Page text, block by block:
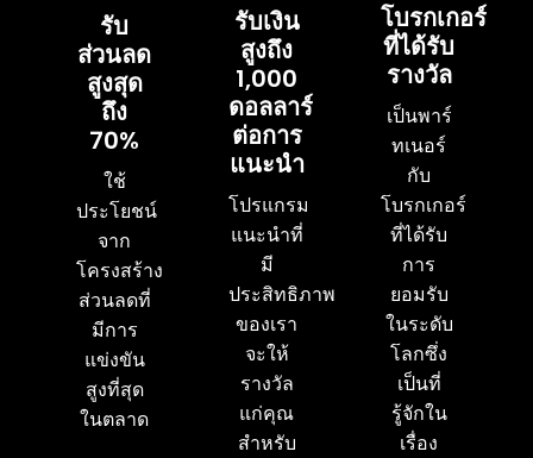
รับ
ส่วนลด
สูงสุด
ถึง
70%
ใช้
ประโยชน์
จาก
โครงสร้าง
ส่วนลดที่
มีการ
แข่งขัน
สูงที่สุด
ในตลาด
รับเงิน
สูงถึง
1,000
ดอลลาร์
ต่อการ
แนะนำ
โปรแกรม
แนะนำที่
มี
ประสิทธิภาพ
ของเรา
จะให้
รางวัล
แก่คุณ
สำหรับ
โบรกเกอร์
ที่ได้รับ
รางวัล
เป็นพาร์
ทเนอร์
กับ
โบรกเกอร์
ที่ได้รับ
การ
ยอมรับ
ในระดับ
โลกซึ่ง
เป็นที่
รู้จักใน
เรื่อง